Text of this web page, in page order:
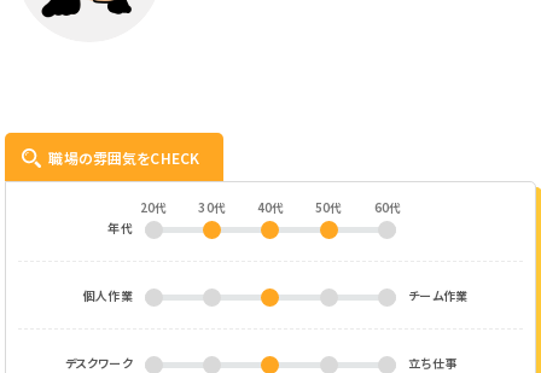
職場の雰囲気をCHECK
年代
20代 30代 40代 50代 60代
個人作業 チーム作業
デスクワーク 立ち仕事